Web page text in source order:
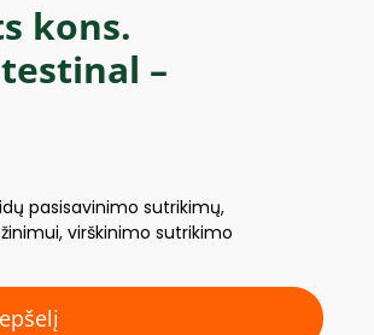
kons.
–
pasisavinimo sutrikimų,
virškinimo sutrikimo